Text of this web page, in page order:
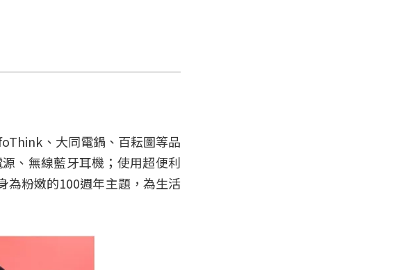
、大同電鍋、百耘圖等品
、無線藍牙耳機；使用超便利
為粉嫩的100週年主題，為生活